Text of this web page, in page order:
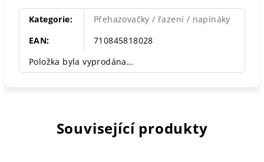
Kategorie:
Přehazovačky / řazení / napínáky
EAN:
710845818028
Položka byla vyprodána…
Související produkty